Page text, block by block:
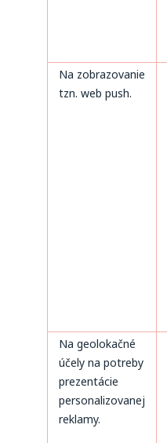
Na zobrazovanie
tzn. web push.
Na geolokačné
účely na potreby
prezentácie
personalizovanej
reklamy.